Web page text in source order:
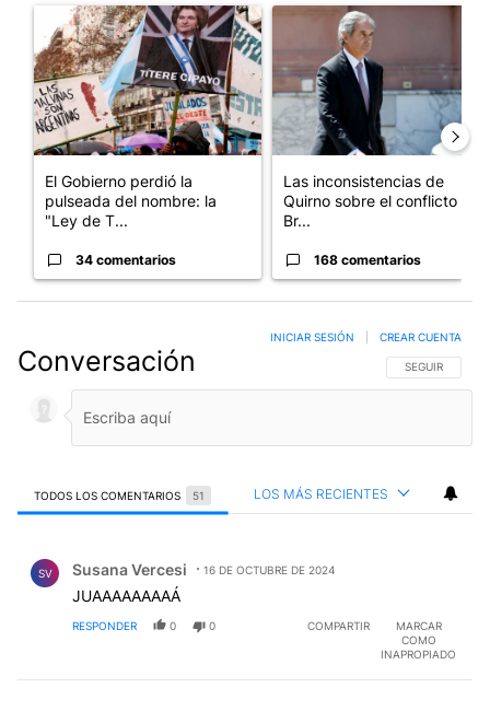
Un artículo de tendencia con el título "El Gobierno perdió la
El Gobierno perdió la
pulseada del nombre: la
"Ley de T...
34 comentarios
Un artículo de tendencia con
Las inconsistencias de
Quirno sobre el conflicto con
Br...
168 comentarios
Conversación SIGA ESTA
SEGUIR
INICIAR SESIÓN CREAR CUENTA
TODOS LOS COMENTARIOS 51 LOS MÁS RECIENTES
SV Susana Vercesi 16 DE OCTUBRE DE 2024
JUAAAAAAAAÁ
RESPONDER 0 0 COMPARTIR
MARCAR
COMO
INAPROPIADO